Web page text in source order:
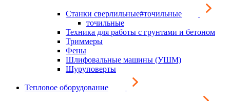
Станки сверлильные#точильные
точильные
Техника для работы с грунтами и бетоном
Триммеры
Фены
Шлифовальные машины (УШМ)
Шуруповерты
Тепловое оборудование